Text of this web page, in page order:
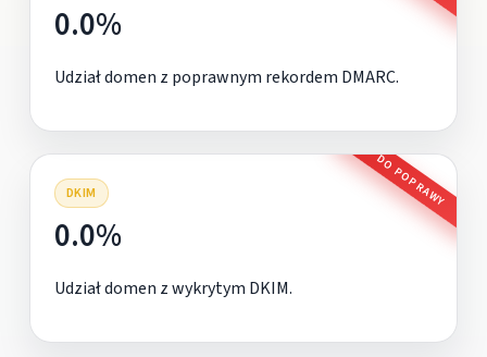
0.0%
Udział domen z poprawnym rekordem DMARC.
DKIM DO POPRAWY
0.0%
Udział domen z wykrytym DKIM.